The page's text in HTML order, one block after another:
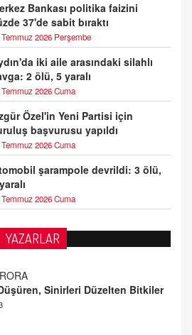
Bankası politika faizini
37'de sabit bıraktı
2026 Perşembe
iki aile arasındaki silahlı
2 ölü, 5 yaralı
2026 Cuma
Özel'in Yeni Partisi için
başvurusu yapıldı
2026 Cuma
şarampole devrildi: 3 ölü,
2026 Cuma
YAZARLAR
ve Tatmin: Bir Keşif Yolculuğu